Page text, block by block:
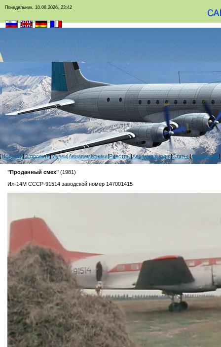
Понедельник, 10.08.2026, 23:42
|Новости|О проекте|Музеи|Авиапамятники|Реестры|Авиация в кино|Статьи|Фотоархив|
"Проданный смех"(1981)
Ил-14М СССР-91514 заводской номер 147001415